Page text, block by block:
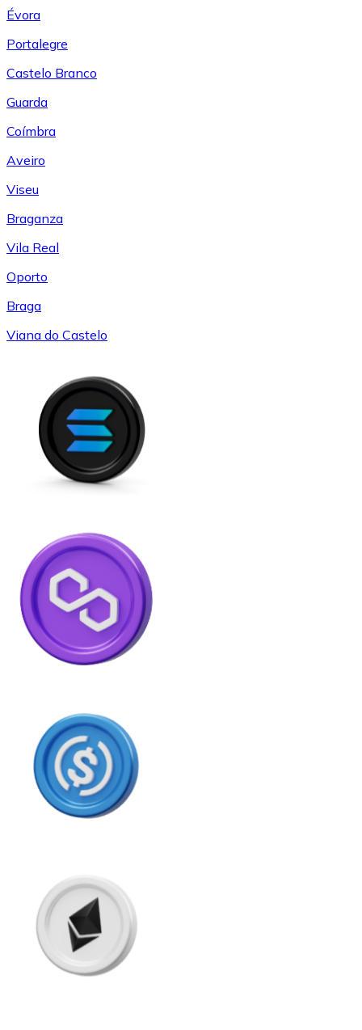
Évora
Portalegre
Castelo Branco
Guarda
Coímbra
Aveiro
Viseu
Braganza
Vila Real
Oporto
Braga
Viana do Castelo